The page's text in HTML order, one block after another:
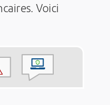
Voici